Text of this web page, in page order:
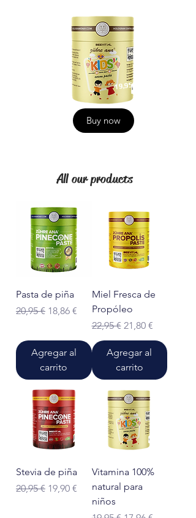
19,95
Buy now
All our products
Pasta de piña
Precio
20,95 € Precio de oferta
18,86 €
Agregar al
carrito
Miel Fresca de
Propóleo
Precio
22,95 € Precio de oferta
21,80 €
Agregar al
carrito
Stevia de piña
Precio
20,95 € Precio de oferta
19,90 €
Vitamina 100%
natural para
niños